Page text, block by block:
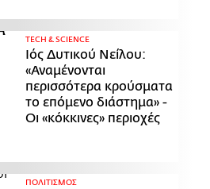
ΤECH & SCIENCE
Ιός Δυτικού Νείλου:
«Αναμένονται
περισσότερα κρούσματα
το επόμενο διάστημα» -
Οι «κόκκινες» περιοχές
ΠΟΛΙΤΙΣΜΟΣ